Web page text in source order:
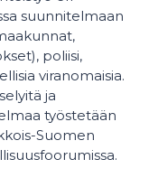
suunnitelmaan
poliisi,
viranomaisia.
ja
työstetään
Suomen